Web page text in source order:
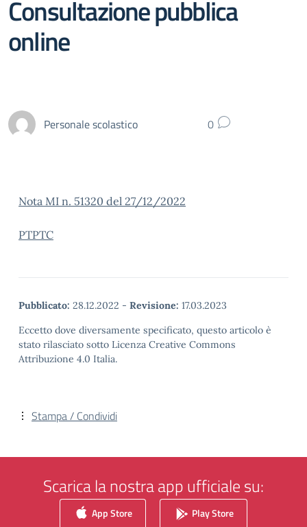
Consultazione pubblica
online
Personale scolastico 0
Nota MI n. 51320 del 27/12/2022
PTPTC
Pubblicato: 28.12.2022 - Revisione: 17.03.2023
Eccetto dove diversamente specificato, questo articolo è
stato rilasciato sotto Licenza Creative Commons
Attribuzione 4.0 Italia.
Stampa / Condividi
Scarica la nostra app ufficiale su:
App Store Play Store